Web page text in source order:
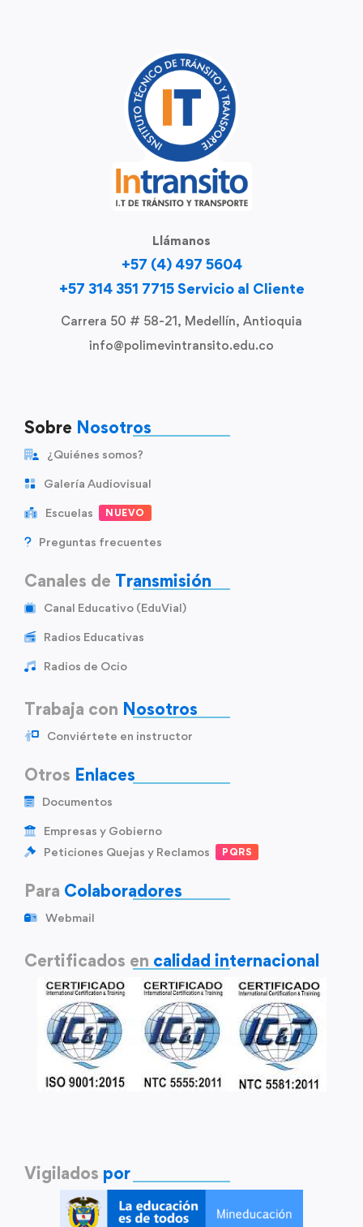
Llámanos
+57 (4) 497 5604
+57 314 351 7715 Servicio al Cliente
Carrera 50 # 58-21, Medellín, Antioquia
info@polimevintransito.edu.co
Sobre Nosotros
¿Quiénes somos?
Galería Audiovisual
Escuelas NUEVO
Preguntas frecuentes
Canales de Transmisión
Canal Educativo (EduVial)
Radios Educativas
Radios de Ocio
Trabaja con Nosotros
Conviértete en instructor
Otros Enlaces
Documentos
Empresas y Gobierno
Peticiones Quejas y Reclamos
PQRS
Para Colaboradores
Webmail
Certificados en calidad internacional
Vigilados por